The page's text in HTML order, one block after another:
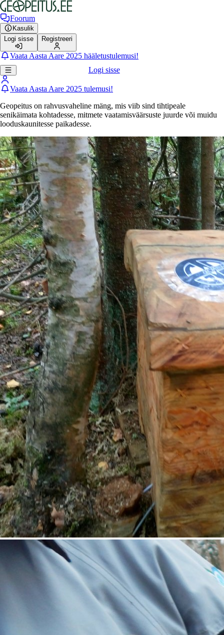
Foorum
Kasulik
Logi sisse
Registreeri
Vaata Aasta Aare 2025 hääletustulemusi!
Logi sisse
Vaata Aasta Aare 2025 tulemusi!
Geopeitus on rahvusvaheline mäng, mis viib sind tihtipeale
senikäimata kohtadesse, mitmete vaatamisväärsuste juurde või muidu
looduskaunitesse paikadesse.